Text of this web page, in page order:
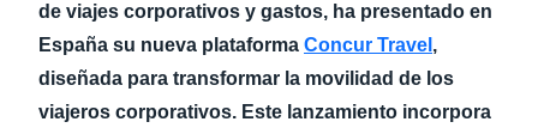
de viajes corporativos y gastos, ha presentado en
España su nueva plataforma Concur Travel ,
diseñada para transformar la movilidad de los
viajeros corporativos. Este lanzamiento incorpora